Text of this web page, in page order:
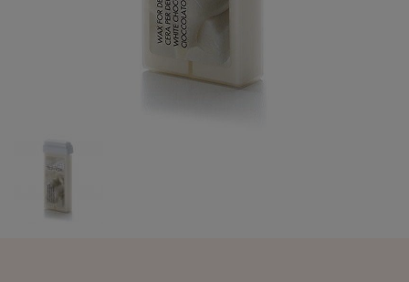
découvrir notre boutique et laissez-nous vous